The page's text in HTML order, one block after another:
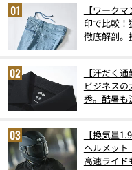
【ワーク
印で比較！
徹底解剖。
【汗だく
ビジネス
秀。酷暑も
【換気量
ヘルメッ
高速ライド